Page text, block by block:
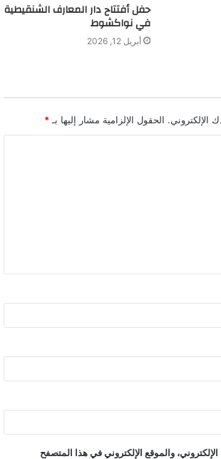
حفل أفتتاح دار المعارف الشنقيطية
في نواكشوط
أبريل 12, 2026
الإلكتروني. الحقول الإلزامية مشار إليها بـ *
والموقع الإلكتروني في هذا المتصفح